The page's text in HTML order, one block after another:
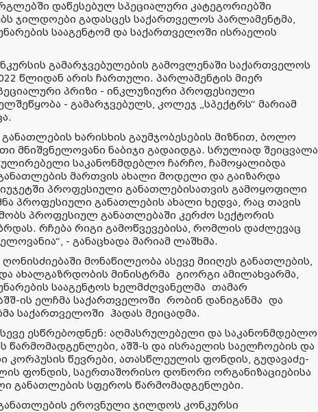
დაწესებულ სპეციალური კატეგორიებში
ჯილდოები გადასცეს საქართველოს პარლამენტმა,
სააგენტომ და საქართველოში ისრაელის
გამარჯვებულების გამოვლენაში საქართველოს
წლიდან არის ჩართული. პარლამენტის მიერ
პრიზი - ინკლუზიური პროფესიული
- გამარჯვებულს, კოლეჯ „სპექტრს“ მარიამ
ხარისხის გაუმჯობესების მიზნით, ბოლო
მნიშვნელოვანი ნაბიჯი გადაიდგა. სრულიად შეიცვალა
საკანონმდებლო ჩარჩო, ჩამოყალიბდა
მართვის ახალი მოდელი და გაიზარდა
პროფესიული განათლებისათვის გამოყოფილი
პროფესიული განათლების ახალი ხედვა, რაც თავის
პროფესიულ განათლებაში კერძო სექტორის
რჩება რიგი გამოწვევებისა, რომლის დაძლევაც
“, - განაცხადა მარიამ ლაშხმა.
მონაწილეობა ასევე მიიღეს განათლების,
ახალგაზრდობის მინისტრმა გიორგი ამილახვარმა,
სააგენტოს ხელმძღვანელმა თამარ
ის ელჩმა საქართველოში რობინ დანიგანმა და
საქართველოში ჰადას მეიცადმა.
ესწრებოდნენ: აღმასრულებელი და საკანონმდებლო
წარმომადგენლები, აშშ-ს და ისრაელის საელჩოების და
კორპუსის წევრები, ათასწლეულის ფონდის, გუდავაძე-
ფონდის, საერთაშორისო დონორი ორგანიზაციებისა
განათლების სფეროს წარმომადგენლები.
ეროვნული ჯილდოს კონკურსი